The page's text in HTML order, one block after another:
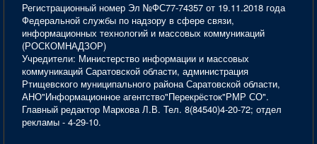
Регистрационный номер Эл №ФС77-74357 от 19.11.2018 года
Федеральной службы по надзору в сфере связи,
информационных технологий и массовых коммуникаций
(РОСКОМНАДЗОР)
Учредители: Министерство информации и массовых
коммуникаций Саратовской области, администрация
Ртищевского муниципального района Саратовской области,
АНО"Информационное агентство"Перекрёсток"РМР СО".
Главный редактор Маркова Л.В. Тел. 8(84540)4-20-72; отдел
рекламы - 4-29-10.